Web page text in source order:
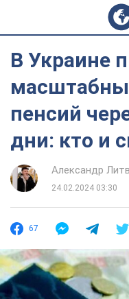
В Украине
пенсий
дни: кто и
Александр
24.02.2024 03:30
67